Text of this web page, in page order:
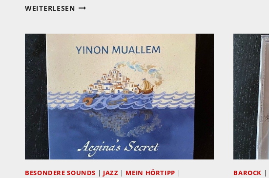
WEITERLESENMEIN
BESONDERE SOUNDS | JAZZ | MEIN HÖRTIPP |
BAROCK |